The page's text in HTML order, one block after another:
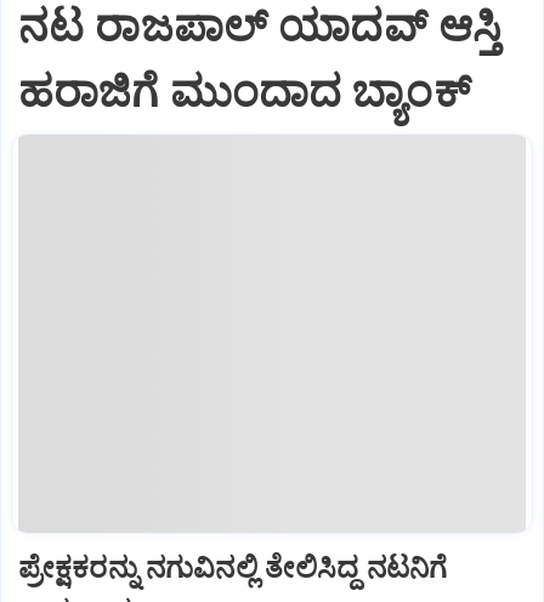
ನಟ ರಾಜಪಾಲ್ ಯಾದವ್‌ ಆಸ್ತಿ
ಹರಾಜಿಗೆ ಮುಂದಾದ ಬ್ಯಾಂಕ್
ಪ್ರೇಕ್ಷಕರನ್ನು ನಗುವಿನಲ್ಲಿ ತೇಲಿಸಿದ್ದ ನಟನಿಗೆ